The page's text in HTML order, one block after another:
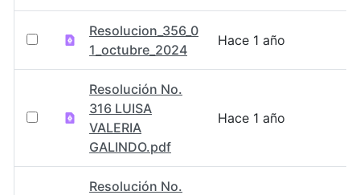
Resolucion_356_0
1_octubre_2024
Hace 1 año
Resolución No.
316 LUISA
VALERIA
GALINDO.pdf
Hace 1 año
Resolución No.